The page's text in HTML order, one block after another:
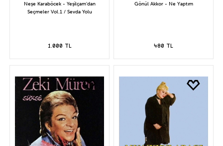
Neşe Karaböcek - Yeşilçam'dan
Seçmeler Vol.1 / Sevda Yolu
1.000 TL
Gönül Akkor - Ne Yaptım
480 TL